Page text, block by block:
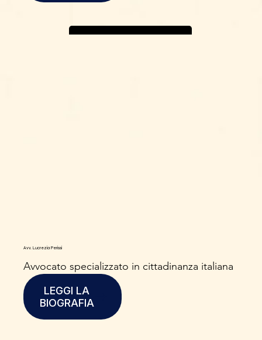
Avv. Lucrezia Perissi
Avvocato specializzato in cittadinanza italiana
LEGGI LA
BIOGRAFIA